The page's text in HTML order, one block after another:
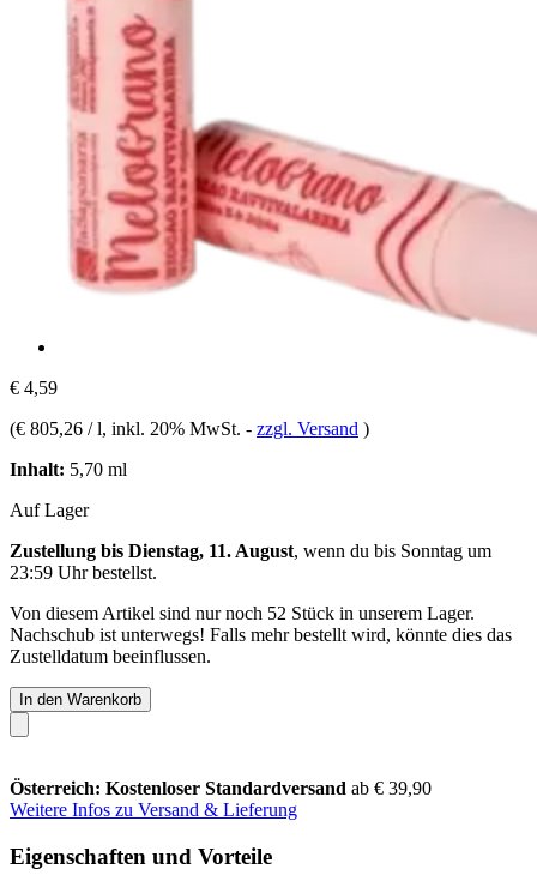
€ 4,59
(€ 805,26 / l, inkl. 20% MwSt. - zzgl. Versand )
Inhalt: 5,70 ml
Auf Lager
Zustellung bis Dienstag, 11. August, wenn du bis Sonntag um
23:59 Uhrbestellst.
Von diesem Artikel sind nur noch 52 Stück in unserem Lager.
Nachschub ist unterwegs! Falls mehr bestellt wird, könnte dies das
Zustelldatum beeinflussen.
In den Warenkorb
Österreich: Kostenloser Standardversand ab € 39,90
Weitere Infos zu Versand & Lieferung
Eigenschaften und Vorteile